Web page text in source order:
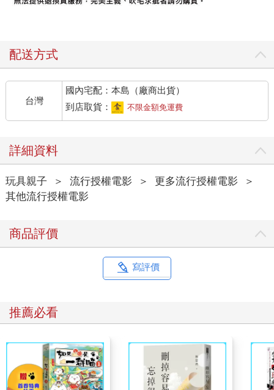
配送方式
台灣
國內宅配：本島（廠商出貨）
到店取貨：
不限金額免運費
詳細資料
玩具親子 ＞ 流行授權電影 ＞ 更多流行授權電影
＞
其他流行授權電影
商品評價
寫評價
推薦必看